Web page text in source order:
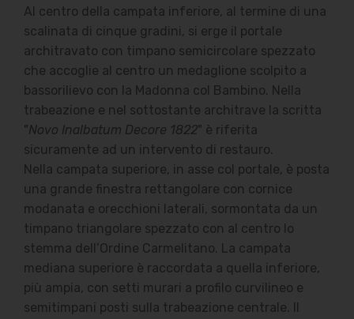
Al centro della campata inferiore, al termine di una
scalinata di cinque gradini, si erge il portale
architravato con timpano semicircolare spezzato
che accoglie al centro un medaglione scolpito a
bassorilievo con la Madonna col Bambino. Nella
trabeazione e nel sottostante architrave la scritta
"Novo Inalbatum Decore 1822" è riferita
sicuramente ad un intervento di restauro.
Nella campata superiore, in asse col portale, è posta
una grande finestra rettangolare con cornice
modanata e orecchioni laterali, sormontata da un
timpano triangolare spezzato con al centro lo
stemma dell’Ordine Carmelitano. La campata
mediana superiore è raccordata a quella inferiore,
più ampia, con setti murari a profilo curvilineo e
semitimpani posti sulla trabeazione centrale. Il